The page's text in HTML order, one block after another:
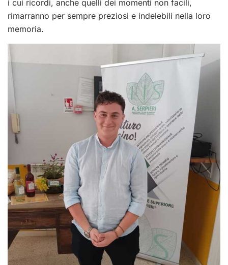
i cui ricordi, anche quelli dei momenti non facili,
rimarranno per sempre preziosi e indelebili nella loro
memoria.